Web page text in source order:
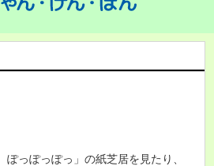
っぽっぽっ」の紙芝居を見たり、